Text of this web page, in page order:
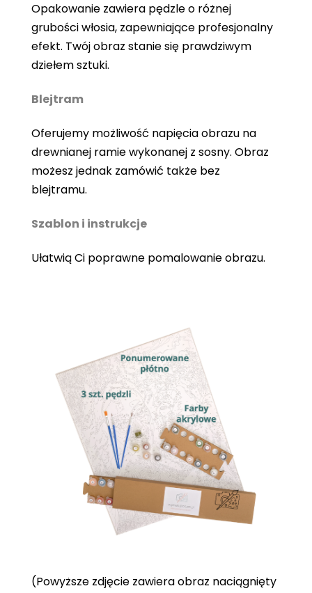
Opakowanie zawiera pędzle o różnej
grubości włosia, zapewniające profesjonalny
efekt. Twój obraz stanie się prawdziwym
dziełem sztuki.
Blejtram
Oferujemy możliwość napięcia obrazu na
drewnianej ramie wykonanej z sosny. Obraz
możesz jednak zamówić także bez
blejtramu.
Szablon i instrukcje
Ułatwią Ci poprawne pomalowanie obrazu.
(Powyższe zdjęcie zawiera obraz naciągnięty